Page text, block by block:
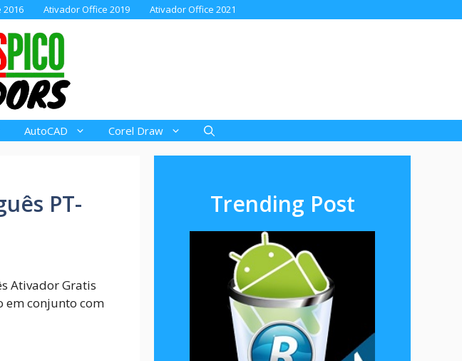
Ativador Office 2019 Ativador Office 2021
AutoCAD Corel Draw
PT-
Ativador Gratis
em conjunto com
Trending Post